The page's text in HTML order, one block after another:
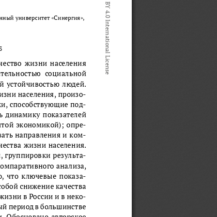
университет «Синергия»,
жизни населения
социальной
устойчивостью людей.
населения, произо
способствующие под-
динамику показателей
экономикой); опре-
направления и ком-
жизни населения.
группировки результа-
анализа,
что ключевые показа
снижение качества
в России и в неко-
период в большинстве
Обосновано авторское